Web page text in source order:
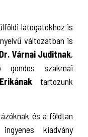
látogatókhoz is
változatban is
Dr. Várnai Juditnak,
szakmai
nak tartozunk
és a földtan
kiadvány